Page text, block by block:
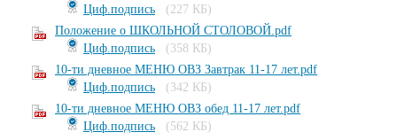
Циф.подпись
(227 КБ)
Положение о ШКОЛЬНОЙ СТОЛОВОЙ.pdf
Циф.подпись
(358 КБ)
10-ти дневное МЕНЮ ОВЗ Завтрак 11-17 лет.pdf
Циф.подпись
(342 КБ)
10-ти дневное МЕНЮ ОВЗ обед 11-17 лет.pdf
Циф.подпись
(562 КБ)